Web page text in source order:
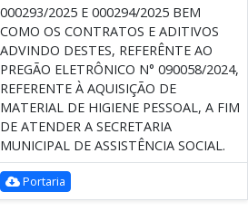
000293/2025 E 000294/2025 BEM
COMO OS CONTRATOS E ADITIVOS
ADVINDO DESTES, REFERÊNTE AO
PREGÃO ELETRÔNICO N° 090058/2024,
REFERENTE À AQUISIÇÃO DE
MATERIAL DE HIGIENE PESSOAL, A FIM
DE ATENDER A SECRETARIA
MUNICIPAL DE ASSISTÊNCIA SOCIAL.
Portaria